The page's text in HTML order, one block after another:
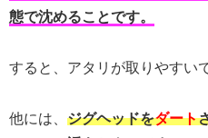
態で沈めることです。
すると、アタリが取りやすい
他には、 ジグヘッドをダート